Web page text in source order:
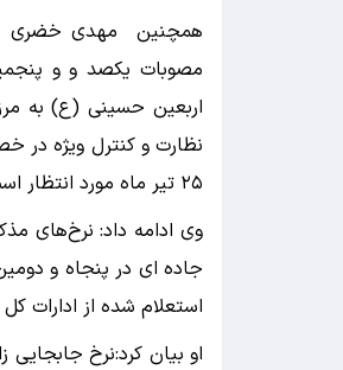
همچنین مهدی خضری
مصوبات یکصد و و
نظارت و کنترل ویژه
۲۵ تیر ماه مورد انتظار است.
وی ادامه داد: نرخ‌های
جاده ای در پنجاه و
استعلام شده از ادارات
او بیان کرد:نرخ